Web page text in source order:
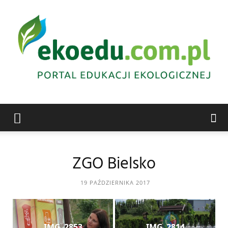
Abrys
ZGO Bielsko
19 PAŹDZIERNIKA 2017